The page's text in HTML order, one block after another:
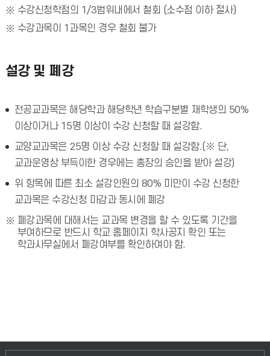
수강신청학점의 1/3범위내에서 철회 (소수점 이하 절사)
수강과목이 1과목인 경우 철회 불가
설강 및 폐강
전공교과목은 해당학과 해당학년 학습구분별 재학생의 50%
이상이거나 15명 이상이 수강 신청할 때 설강함.
교양교과목은 25명 이상 수강 신청할 때 설강함.(※ 단,
교과운영상 부득이한 경우에는 총장의 승인을 받아 설강)
위 항목에 따른 최소 설강인원의 80% 미만이 수강 신청한
교과목은 수강신청 마감과 동시에 폐강
폐강과목에 대해서는 교과목 변경을 할 수 있도록 기간을
부여하므로 반드시 학교 홈페이지 학사공지 확인 또는
학과사무실에서 폐강여부를 확인하여야 함.